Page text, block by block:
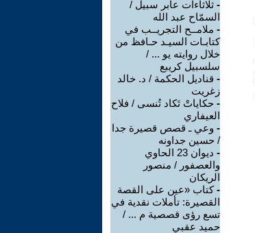
- ثلاثاءات عابر سبيل /
السمّاح عبد الله
- ملامــح التجريــب في
كتابـات السيـد حـافظ من
خلال روايته يو ... /
سلسبيل كريبع
- قناديل الحكمة / د. خالد
زغريت
- حكاياتْ تَكاد تُنسى / فلاح
العيفاري
- وعي ـ قصص قصيرة جدا
/ حسين جداونه
-
ديوان 23 الحاوي
والعصفور / منصور
الريكان
-كتاب «عين على القصة
القصيرة: تأملات نقدية في
تسع رؤى قصصية م ... /
حميد عقبي